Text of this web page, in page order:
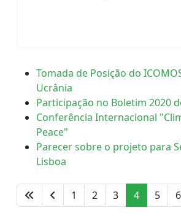
Tomada de Posição do
Ucrânia
Participação no Boletim 2020
Conferência Internacional
Peace"
Parecer sobre o projeto para
Lisboa
1 2 3 4 5 6